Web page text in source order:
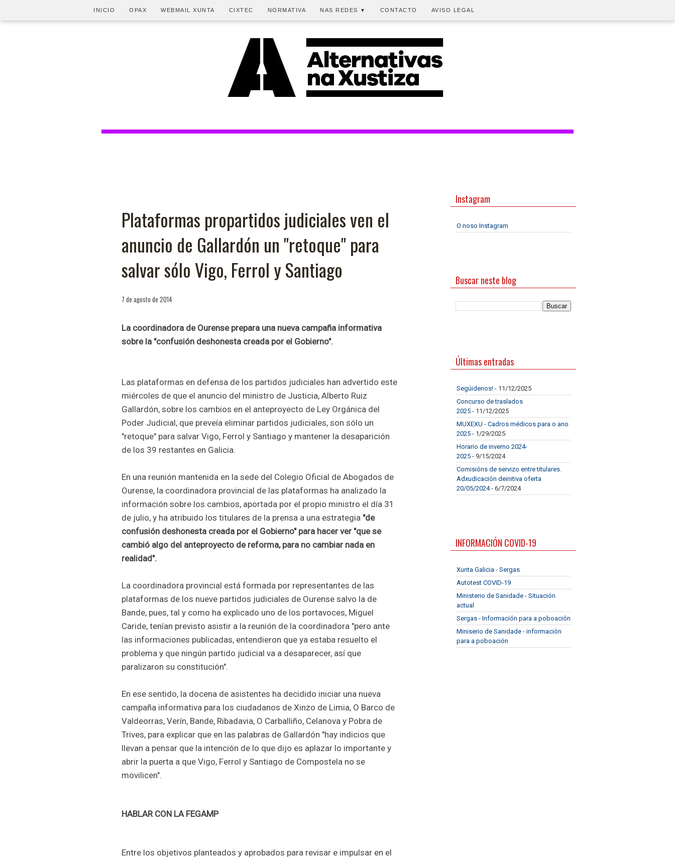
INICIO OPAX WEBMAIL XUNTA CIXTEC NORMATIVA NAS REDES ▼ CONTACTO AVISO LEGAL
Plataformas propartidos judiciales ven el
anuncio de Gallardón un "retoque" para
salvar sólo Vigo, Ferrol y Santiago
7 de agosto de 2014
La coordinadora de Ourense prepara una nueva campaña informativa
sobre la "confusión deshonesta creada por el Gobierno".
Las plataformas en defensa de los partidos judiciales han advertido este
miércoles de que el anuncio del ministro de Justicia, Alberto Ruiz
Gallardón, sobre los cambios en el anteproyecto de Ley Orgánica del
Poder Judicial, que preveía eliminar partidos judiciales, son sólo un
"retoque" para salvar Vigo, Ferrol y Santiago y mantener la desaparición
de los 39 restantes en Galicia.
En una reunión mantenida en la sede del Colegio Oficial de Abogados de
Ourense, la coordinadora provincial de las plataformas ha analizado la
información sobre los cambios, aportada por el propio ministro el día 31
de julio, y ha atribuido los titulares de la prensa a una estrategia "de
confusión deshonesta creada por el Gobierno" para hacer ver "que se
cambió algo del anteproyecto de reforma, para no cambiar nada en
realidad".
La coordinadora provincial está formada por representantes de las
plataformas de los nueve partidos judiciales de Ourense salvo la de
Bande, pues, tal y como ha explicado uno de los portavoces, Miguel
Caride, tenían previsto asistir a la reunión de la coordinadora "pero ante
las informaciones publicadas, entendieron que ya estaba resuelto el
problema y que ningún partido judicial va a desaparecer, así que
paralizaron su constitución".
En ese sentido, la docena de asistentes ha decidido iniciar una nueva
campaña informativa para los ciudadanos de Xinzo de Limia, O Barco de
Valdeorras, Verín, Bande, Ribadavia, O Carballiño, Celanova y Pobra de
Trives, para explicar que en las palabras de Gallardón "hay indicios que
llevan a pensar que la intención de lo que dijo es aplazar lo importante y
abrir la puerta a que Vigo, Ferrol y Santiago de Compostela no se
movilicen".
HABLAR CON LA FEGAMP
Entre los objetivos planteados y aprobados para revisar e impulsar en el
Instagram
O noso Instagram
Buscar neste blog
Últimas entradas
Segúidenos! - 11/12/2025
Concurso de traslados
2025 - 11/12/2025
MUXEXU - Cadros médicos para o ano
2025 - 1/29/2025
Horario de inverno 2024-
2025 - 9/15/2024
Comisións de servizo entre titulares.
Adxudicación deinitiva oferta
20/05/2024- 6/7/2024
INFORMACIÓN COVID-19
Xunta Galicia - Sergas
Autotest COVID-19
Ministerio de Sanidade - Situación
actual
Sergas - Información para a poboación
Miniserio de Sanidade - información
para a poboación